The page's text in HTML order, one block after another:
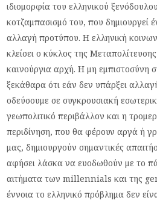
ιδιομορφία του ελληνικού
κοτζαμπασισμό του, που δημιουργεί
αλλαγή προτύπου. Η ελληνική
κλείσει ο κύκλος της
καινούργια αρχή. Η μη εμπιστοσύνη
ξεκάθαρα ότι εάν δεν υπάρξει
οδεύσουμε σε συγκρουσιακή
γεωπολιτικό περιβάλλον και η
περιδίνηση, που θα φέρουν αργά ή
μας, δημιουργούν σημαντικές
αφήσει λάσκα να ευοδωθούν με το
αιτήματα των millennials και της
έννοια το ελληνικό πρόβλημα δεν